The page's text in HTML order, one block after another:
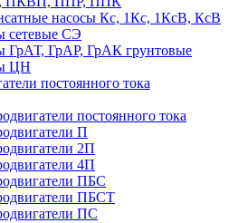
насосы Кс, 1Кс, 1КсВ, КсВ
сетевые СЭ
ГрАТ, ГрАР, ГрАК грунтовые
ЦН
постоянного тока
постоянного тока
П
2П
4П
ПБС
ПБСТ
ПС